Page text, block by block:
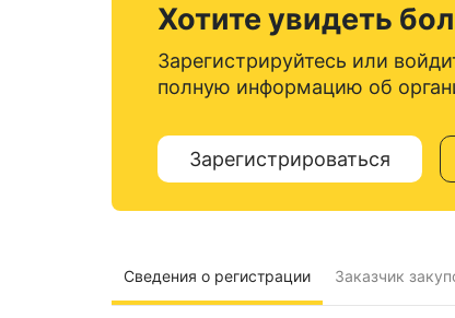
Хотите увидеть
Зарегистрируйтесь или
полную информацию об
Зарегистрироваться
Сведения о регистрации Заказчик